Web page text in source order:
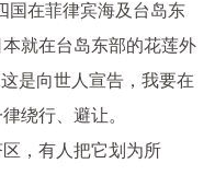
国在菲律宾海及台岛东
就在台岛东部的花莲外
是向世人宣告，我要在
绕行、避让。
，有人把它划为所